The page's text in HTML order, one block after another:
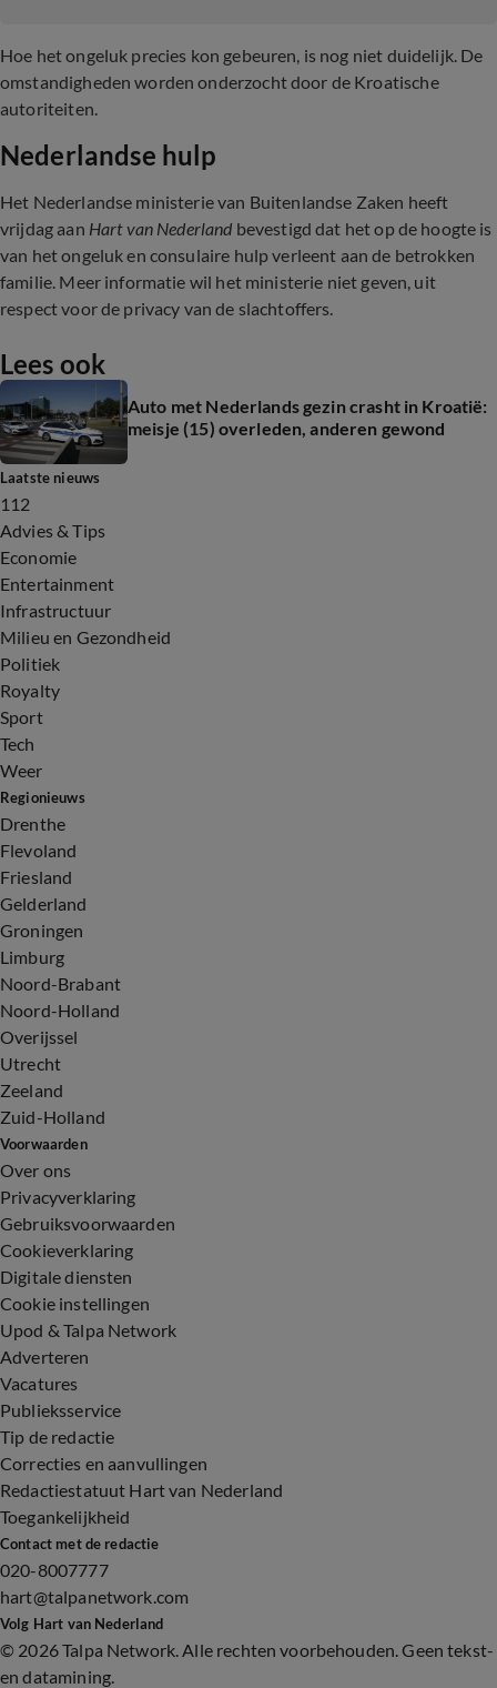
Hoe het ongeluk precies kon gebeuren, is nog niet duidelijk. De
omstandigheden worden onderzocht door de Kroatische
autoriteiten.
Nederlandse hulp
Het Nederlandse ministerie van Buitenlandse Zaken heeft
vrijdag aan Hart van Nederland bevestigd dat het op de hoogte is
van het ongeluk en consulaire hulp verleent aan de betrokken
familie. Meer informatie wil het ministerie niet geven, uit
respect voor de privacy van de slachtoffers.
Lees ook
Auto met Nederlands gezin crasht in Kroatië:
meisje (15) overleden, anderen gewond
Laatste nieuws
112
Advies & Tips
Economie
Entertainment
Infrastructuur
Milieu en Gezondheid
Politiek
Royalty
Sport
Tech
Weer
Regionieuws
Drenthe
Flevoland
Friesland
Gelderland
Groningen
Limburg
Noord-Brabant
Noord-Holland
Overijssel
Utrecht
Zeeland
Zuid-Holland
Voorwaarden
Over ons
Privacyverklaring
Gebruiksvoorwaarden
Cookieverklaring
Digitale diensten
Cookie instellingen
Upod & Talpa Network
Adverteren
Vacatures
Publieksservice
Tip de redactie
Correcties en aanvullingen
Redactiestatuut Hart van Nederland
Toegankelijkheid
Contact met de redactie
020-8007777
hart@talpanetwork.com
Volg Hart van Nederland
© 2026 Talpa Network. Alle rechten voorbehouden. Geen tekst-
en datamining.